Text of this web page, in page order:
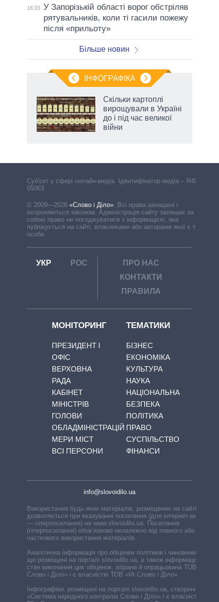
16:33 У Запорізькій області ворог обстріляв
рятувальників, коли ті гасили пожежу
після «прильоту»
Більше новин
ІНФОГРАФІКА
Скільки картоплі
вирощували в Україні
до і під час великої
війни
Cуб'єкт у сфері онлайн-медіа. Ідентифікатор медіа – R40-
05063
© 2009—2026 «Слово і Діло»
Всі права захищені і
охороняються законом. Адміністрація сайту залишає за
собою право не погоджуватися з інформацією, яка
публікується на сайті, власниками або авторами якої є треті
особи.
УКР РОС
ПРО НАС
КОНТАКТИ
ПРАВИЛА
МОНІТОРИНГ
ПРЕЗИДЕНТ І
ОФІС
ВЕРХОВНА
РАДА
КАБІНЕТ
МІНІСТРІВ
ГОЛОВИ
ОБЛАДМІНІСТРАЦІЙ
МЕРИ МІСТ
ВСІ ПЕРСОНИ
ТЕМАТИКИ
БІЗНЕС
ЕКОНОМІКА
КУЛЬТУРА
НАУКА
НАЦІОНАЛЬНА
БЕЗПЕКА
ПОЛІТИКА
ПРАВО
СУСПІЛЬСТВО
ФІНАНСИ
info@slovoidilo.ua
Використання будь-яких матеріалів, розміщених на сайті,
дозволяється при вказуванні посилання (для інтернет-видань
— гіперпосилання) на www.slovoidilo.ua. Посилання
(гіперпосилання) обов’язкове незалежно від повного або
часткового використання матеріалів.
Аналітична інформація про обіцянки політиків і чиновників,
що розміщені на порталі slovoidilo.ua, а також інформація про
стан виконання цих обіцянок, зібрана й опрацьована ТОВ «ІА
Слово і Діло» і є власністю ТОВ «ІА Слово і Діло».
Інфографіки, розміщені на порталі slovoidilo.ua, створені ГО
«Система народного контролю Слово і Діло» і є власністю